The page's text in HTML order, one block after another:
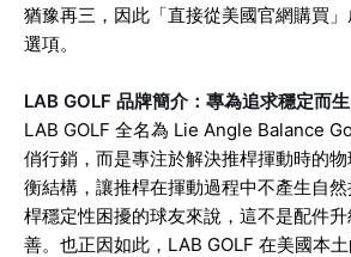
猶豫再三，因此「直接從美國官網購買
選項。
LAB GOLF 品牌簡介：專為追求穩定而生
LAB GOLF 全名為 Lie Angle Balance
俏行銷，而是專注於解決推桿揮動時的
衡結構，讓推桿在揮動過程中不產生自
桿穩定性困擾的球友來說，這不是配件
善。也正因如此，LAB GOLF 在美國本